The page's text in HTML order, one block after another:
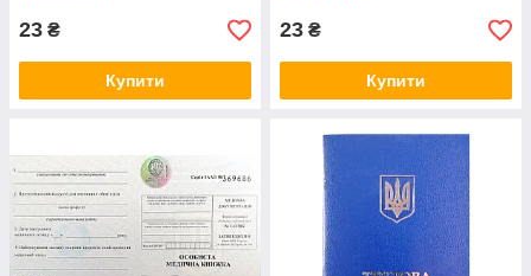
23 ₴
Купити
23 ₴
Купити